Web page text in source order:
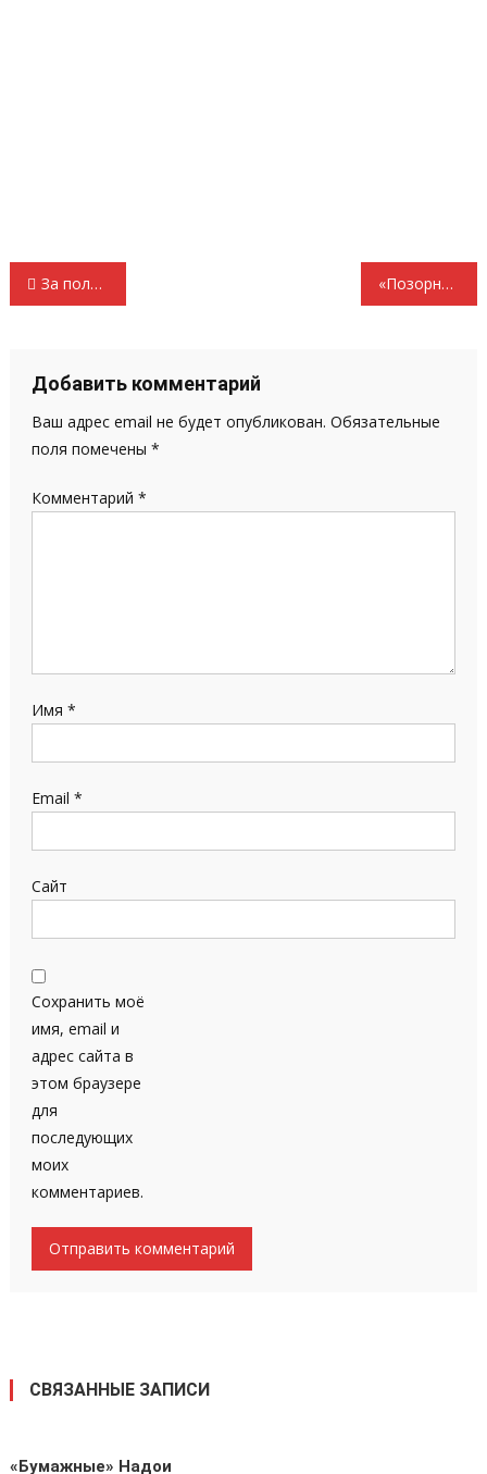
Навигация
записям
За ползающую на коленях пенсионерку ответит депутат Госсобрания Мордовии из Единой России?! «Позорный полк»
Добавить комментарий
Ваш адрес email не будет опубликован. Обязательные
поля помечены *
Комментарий *
Имя *
Email *
Сайт
Сохранить моё
имя, email и
адрес сайта в
этом браузере
для
последующих
моих
комментариев.
СВЯЗАННЫЕ ЗАПИСИ
«Бумажные» Надои